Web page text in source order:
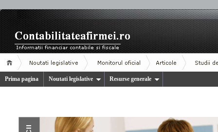
Prima pagina Noutati legislative Resurse generale